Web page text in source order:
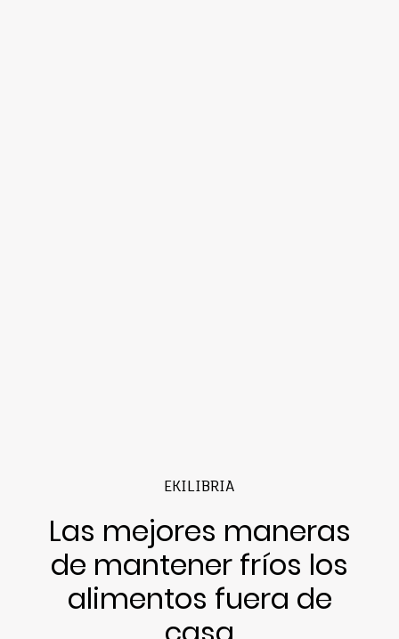
EKILIBRIA
Las mejores maneras
de mantener fríos los
alimentos fuera de